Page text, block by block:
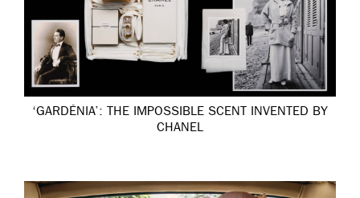
‘GARDÉNIA’: THE IMPOSSIBLE SCENT INVENTED BY
CHANEL